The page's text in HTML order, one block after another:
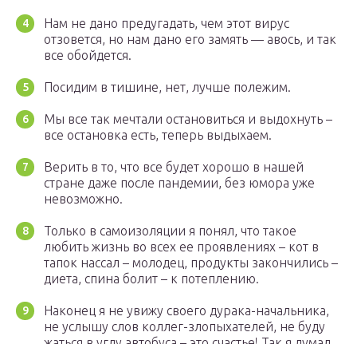
Нам не дано предугадать, чем этот вирус
отзовется, но нам дано его замять — авось, и так
все обойдется.
Посидим в тишине, нет, лучше полежим.
Мы все так мечтали остановиться и выдохнуть –
все остановка есть, теперь выдыхаем.
Верить в то, что все будет хорошо в нашей
стране даже после пандемии, без юмора уже
невозможно.
Только в самоизоляции я понял, что такое
любить жизнь во всех ее проявлениях – кот в
тапок нассал – молодец, продукты закончились –
диета, спина болит – к потеплению.
Наконец я не увижу своего дурака-начальника,
не услышу слов коллег-злопыхателей, не буду